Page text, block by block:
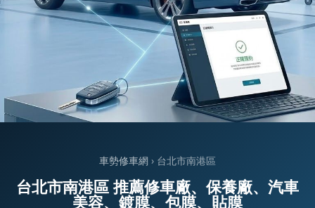
車勢修車網 › 台北市南港區
台北市南港區 推薦修車廠、保養廠、汽車
美容、鍍膜、包膜、貼膜